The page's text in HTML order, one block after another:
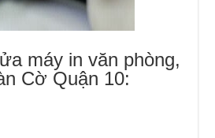
máy in văn phòng,
Cờ Quận 10: